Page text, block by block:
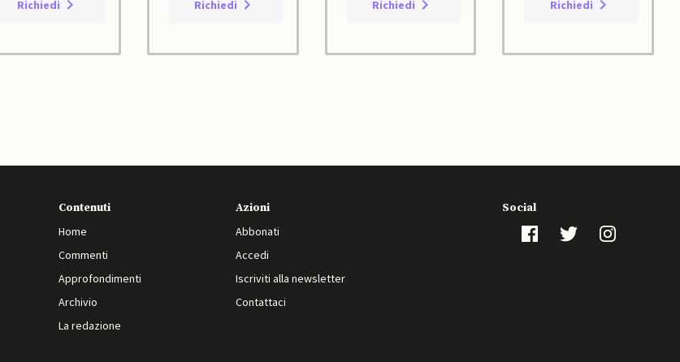
Richiedi Richiedi Richiedi Richiedi
Contenuti
Home
Commenti
Approfondimenti
Archivio
La redazione
Azioni
Abbonati
Accedi
Iscriviti alla newsletter
Contattaci
Social